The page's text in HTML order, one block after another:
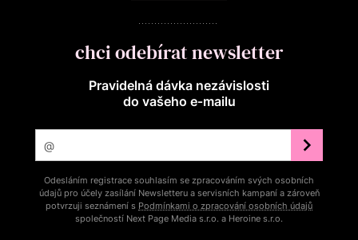
chci odebírat newsletter
Pravidelná dávka nezávislosti
do vašeho e‑mailu
Odesláním registrace souhlasím se zpracováním svých osobních
údajů pro účely zasílání Newsletteru a servisních kampaní a zároveň
potvrzuji seznámení s Podmínkami o zpracování osobních údajů
společností Next Page Media s.r.o. a Heroine s.r.o.